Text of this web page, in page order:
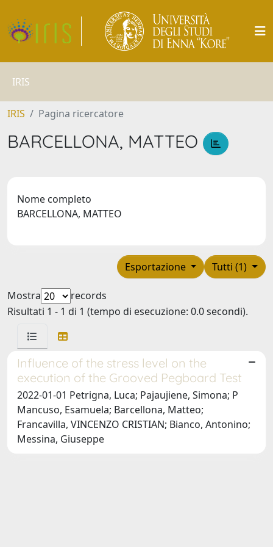
IRIS
IRIS Pagina ricercatore
BARCELLONA, MATTEO
Nome completo
BARCELLONA, MATTEO
Tutti (1)
Esportazione
Mostra
records
Risultati 1 - 1 di 1 (tempo di esecuzione: 0.0 secondi).
Influence of the stress level on the
execution of the Grooved Pegboard Test
2022-01-01 Petrigna, Luca; Pajaujiene, Simona; P
Mancuso, Esamuela; Barcellona, Matteo;
Francavilla, VINCENZO CRISTIAN; Bianco, Antonino;
Messina, Giuseppe